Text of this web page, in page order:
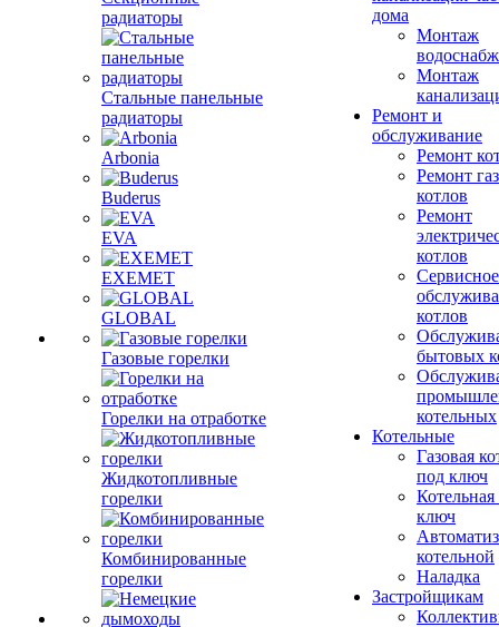
радиаторы
Стальные панельные
радиаторы
Arbonia
Buderus
EVA
EXEMET
GLOBAL
Газовые горелки
Горелки на отработке
Жидкотопливные
горелки
Комбинированные
горелки
дома
Монтаж
Монтаж
Ремонт и
обслуживание
Ремонт
Ремонт
котлов
Ремонт
котлов
Сервисное
котлов
бытовых
котельных
Котельные
Газовая
под ключ
ключ
котельной
Наладка
Застройщикам